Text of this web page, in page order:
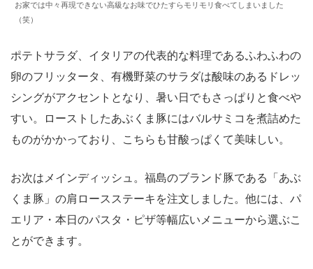
お家では中々再現できない高級なお味でひたすらモリモリ食べてしまいました
（笑）
ポテトサラダ、イタリアの代表的な料理であるふわふわの
卵のフリッタータ、有機野菜のサラダは酸味のあるドレッ
シングがアクセントとなり、暑い日でもさっぱりと食べや
すい。ローストしたあぶくま豚にはバルサミコを煮詰めた
ものがかかっており、こちらも甘酸っぱくて美味しい。
お次はメインディッシュ。福島のブランド豚である「あぶ
くま豚」の肩ロースステーキを注文しました。他には、パ
エリア・本日のパスタ・ピザ等幅広いメニューから選ぶこ
とができます。